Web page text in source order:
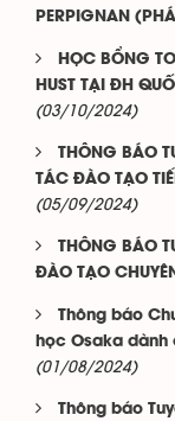
PERPIGNAN
HỌC BỔNG
HUST TẠI ĐH
(03/10/2024)
THÔNG BÁO
TÁC ĐÀO TẠO
(05/09/2024)
THÔNG BÁO
ĐÀO TẠO
Thông báo
học Osaka dành
(01/08/2024)
Thông báo